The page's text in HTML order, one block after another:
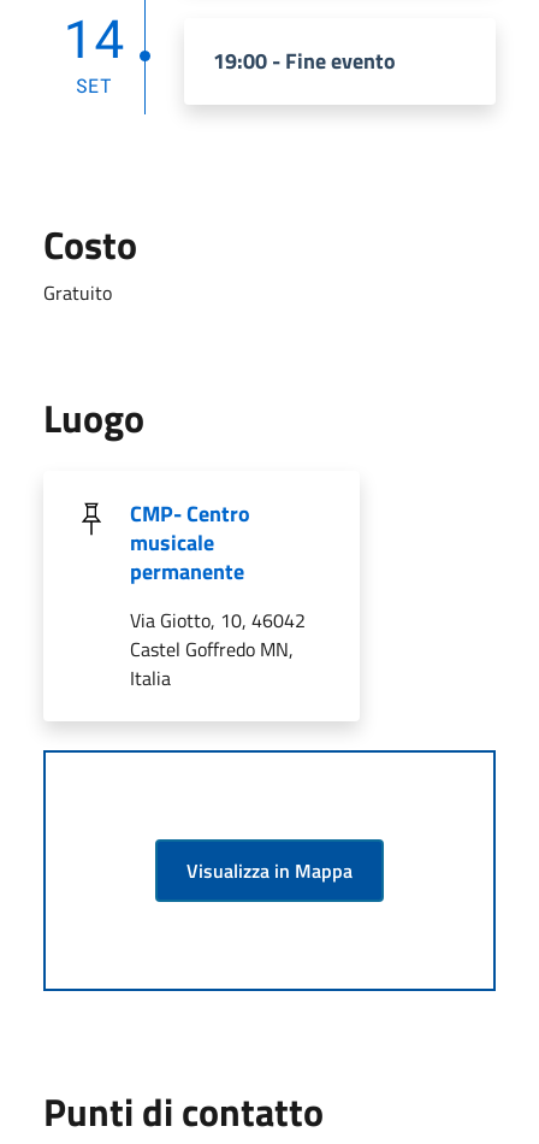
14
SET
19:00 - Fine evento
Costo
Gratuito
Luogo
CMP- Centro
musicale
permanente
Via Giotto, 10, 46042
Castel Goffredo MN,
Italia
Visualizza in Mappa
Punti di contatto